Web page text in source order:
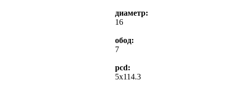
диаметp:
16
обод:
7
pcd:
5x114.3